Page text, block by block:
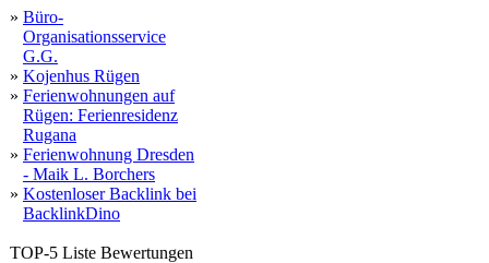
» Büro-
Organisationsservice
G.G.
» Kojenhus Rügen
» Ferienwohnungen auf
Rügen: Ferienresidenz
Rugana
» Ferienwohnung Dresden
- Maik L. Borchers
» Kostenloser Backlink bei
BacklinkDino
TOP-5 Liste Bewertungen